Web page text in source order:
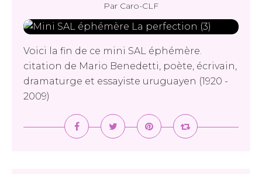
Par Caro-CLF
Voici la fin de ce mini SAL éphémère.
citation de Mario Benedetti, poète, écrivain,
dramaturge et essayiste uruguayen (1920 -
2009)